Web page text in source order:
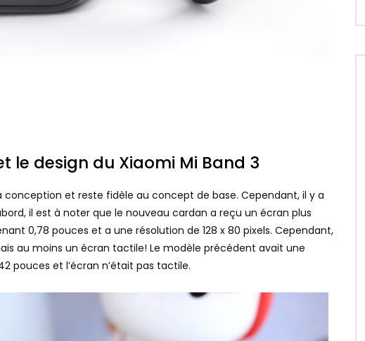
le design du Xiaomi Mi Band 3
et reste fidèle au concept de base. Cependant, il y a
il est à noter que le nouveau cardan a reçu un écran plus
0,78 pouces et a une résolution de 128 x 80 pixels. Cependant,
au moins un écran tactile! Le modèle précédent avait une
pouces et l’écran n’était pas tactile.